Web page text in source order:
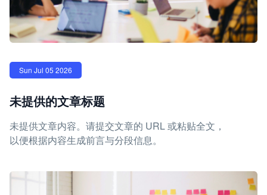
Sun Jul 05 2026
未提供的文章标题
未提供文章内容。请提交文章的 URL 或粘贴全文，
以便根据内容生成前言与分段信息。